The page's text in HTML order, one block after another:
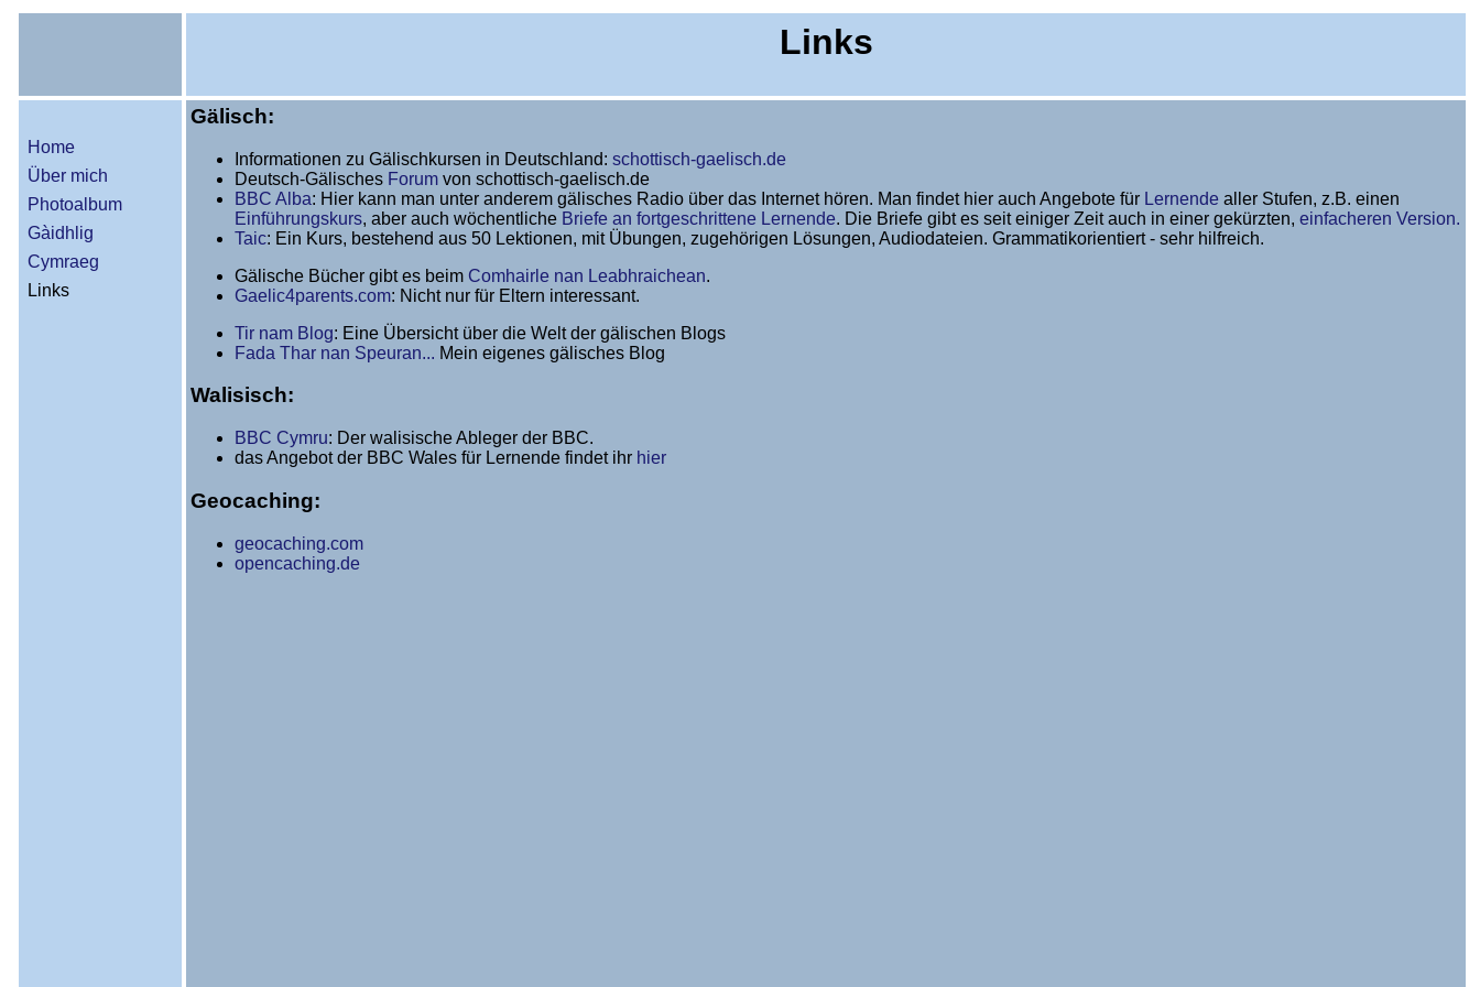
Links
Home
Über mich
Photoalbum
Gàidhlig
Cymraeg
Links
Gälisch:
Informationen zu Gälischkursen in Deutschland:schottisch-gaelisch.de
Deutsch-Gälisches Forum von schottisch-gaelisch.de
BBC Alba: Hier kann man unter anderem gälisches Radio über das Internet hören. Man findet hier auch Angebote für Lernende aller Stufen, z.B. einen
Einführungskurs, aber auch wöchentliche Briefe an fortgeschrittene Lernende. Die Briefe gibt es seit einiger Zeit auch in einer gekürzten,einfacheren Version.
Taic: Ein Kurs, bestehend aus 50 Lektionen, mit Übungen, zugehörigen Lösungen, Audiodateien. Grammatikorientiert - sehr hilfreich.
Gälische Bücher gibt es beimComhairle nan Leabhraichean.
Gaelic4parents.com: Nicht nur für Eltern interessant.
Tir nam Blog: Eine Übersicht über die Welt der gälischen Blogs
Fada Thar nan Speuran... Mein eigenes gälisches Blog
Walisisch:
BBC Cymru: Der walisische Ableger der BBC.
das Angebot der BBC Wales für Lernende findet ihr hier
Geocaching:
geocaching.com
opencaching.de